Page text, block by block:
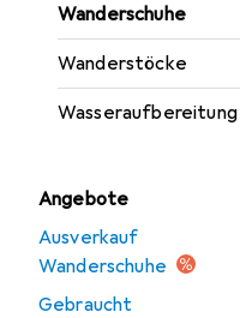
Wanderschuhe
Wanderstöcke
Wasseraufbereitung
Angebote
Ausverkauf
Wanderschuhe
Gebraucht